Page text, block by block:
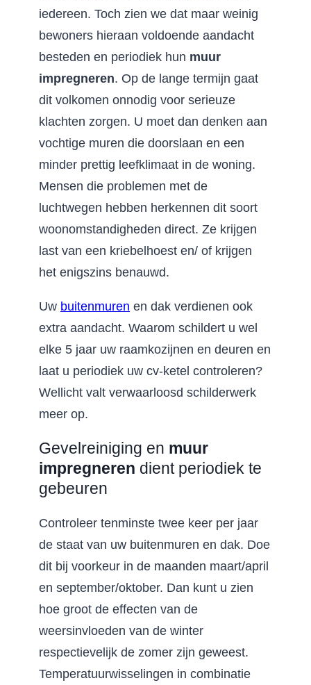
iedereen. Toch zien we dat maar weinig
bewoners hieraan voldoende aandacht
besteden en periodiek hun muur
impregneren. Op de lange termijn gaat
dit volkomen onnodig voor serieuze
klachten zorgen. U moet dan denken aan
vochtige muren die doorslaan en een
minder prettig leefklimaat in de woning.
Mensen die problemen met de
luchtwegen hebben herkennen dit soort
woonomstandigheden direct. Ze krijgen
last van een kriebelhoest en/ of krijgen
het enigszins benauwd.
Uw buitenmuren en dak verdienen ook
extra aandacht. Waarom schildert u wel
elke 5 jaar uw raamkozijnen en deuren en
laat u periodiek uw cv-ketel controleren?
Wellicht valt verwaarloosd schilderwerk
meer op.
Gevelreiniging en muur
impregneren dient periodiek te
gebeuren
Controleer tenminste twee keer per jaar
de staat van uw buitenmuren en dak. Doe
dit bij voorkeur in de maanden maart/april
en september/oktober. Dan kunt u zien
hoe groot de effecten van de
weersinvloeden van de winter
respectievelijk de zomer zijn geweest.
Temperatuurwisselingen in combinatie